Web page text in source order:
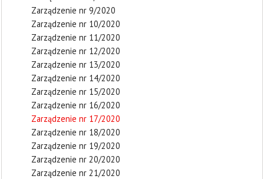
Zarządzenie nr 9/2020
Zarządzenie nr 10/2020
Zarządzenie nr 11/2020
Zarządzenie nr 12/2020
Zarządzenie nr 13/2020
Zarządzenie nr 14/2020
Zarządzenie nr 15/2020
Zarządzenie nr 16/2020
Zarządzenie nr 17/2020
Zarządzenie nr 18/2020
Zarządzenie nr 19/2020
Zarządzenie nr 20/2020
Zarządzenie nr 21/2020